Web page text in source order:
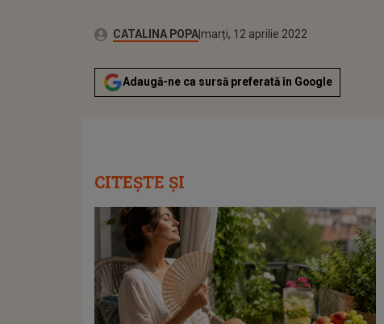
Autor:CATALINA POPA Publicat:
marți, 12 aprilie 2022
Adaugă-ne ca sursă preferată în Google
CITEȘTE ȘI